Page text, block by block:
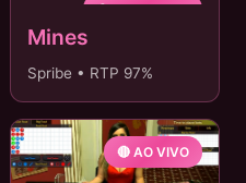
💎 MESMO DIA
Mines
Spribe • RTP 97%
🔴 AO VIVO